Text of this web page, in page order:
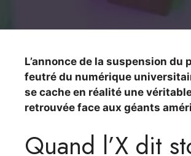
L’annonce de la suspension
feutré du numérique
se cache en réalité une
retrouvée face aux géants
Quand l’X dit